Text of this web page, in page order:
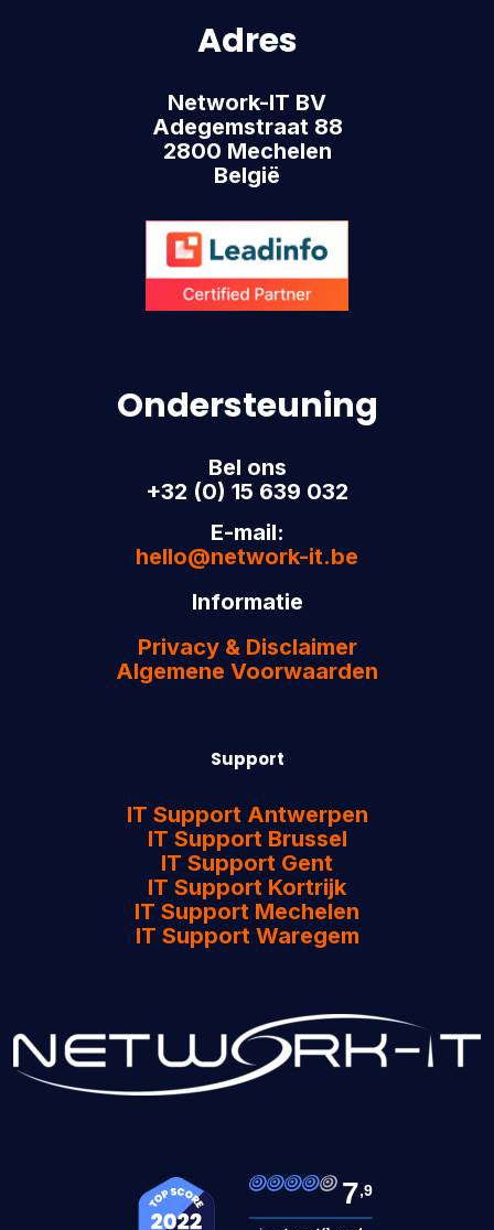
Adres
Network-IT BV
Adegemstraat 88
2800 Mechelen
België
Ondersteuning
Bel ons
+32 (0) 15 639 032
E-mail:
hello@network-it.be
Informatie
Privacy & Disclaimer
Algemene Voorwaarden
Support
IT Support Antwerpen
IT Support Brussel
IT Support Gent
IT Support Kortrijk
IT Support Mechelen
IT Support Waregem
7,9